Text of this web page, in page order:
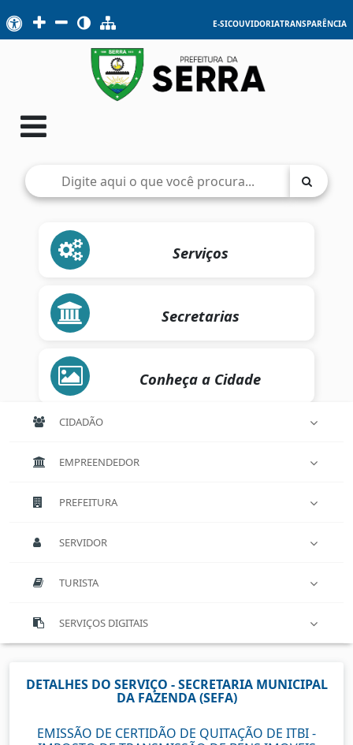
E-SICOUVIDORIATRANSPARÊNCIA
Serviços
Secretarias
Conheça a Cidade
CIDADÃO
EMPREENDEDOR
PREFEITURA
SERVIDOR
TURISTA
SERVIÇOS DIGITAIS
DETALHES DO SERVIÇO - SECRETARIA MUNICIPAL
DA FAZENDA (SEFA)
EMISSÃO DE CERTIDÃO DE QUITAÇÃO DE ITBI -